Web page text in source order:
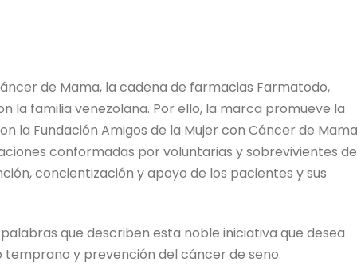
de Mama, la cadena de farmacias Farmatodo,
la familia venezolana. Por ello, la marca promueve la
la Fundación Amigos de la Mujer con Cáncer de Mama
conformadas por voluntarias y sobrevivientes
concientización y apoyo de los pacientes y sus
que describen esta noble iniciativa que desea
y prevención del cáncer de seno.